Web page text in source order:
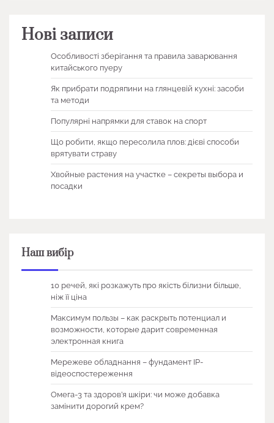
Нові записи
Особливості зберігання та правила заварювання
китайського пуеру
Як прибрати подряпини на глянцевій кухні: засоби
та методи
Популярні напрямки для ставок на спорт
Що робити, якщо пересолила плов: дієві способи
врятувати страву
Хвойные растения на участке – секреты выбора и
посадки
Наш вибір
10 речей, які розкажуть про якість білизни більше,
ніж її ціна
Максимум пользы – как раскрыть потенциал и
возможности, которые дарит современная
электронная книга
Мережеве обладнання – фундамент IP-
відеоспостереження
Омега-3 та здоров’я шкіри: чи може добавка
замінити дорогий крем?